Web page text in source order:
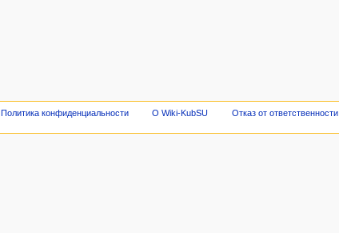
Политика конфиденциальности О Wiki-KubSU Отказ от ответственности